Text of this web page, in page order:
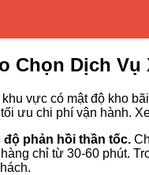
Chọn Dịch
vực có mật độ kho
ưu chi phí vận hành.
phản hồi thần tốc.
chỉ từ 30-60 phút.